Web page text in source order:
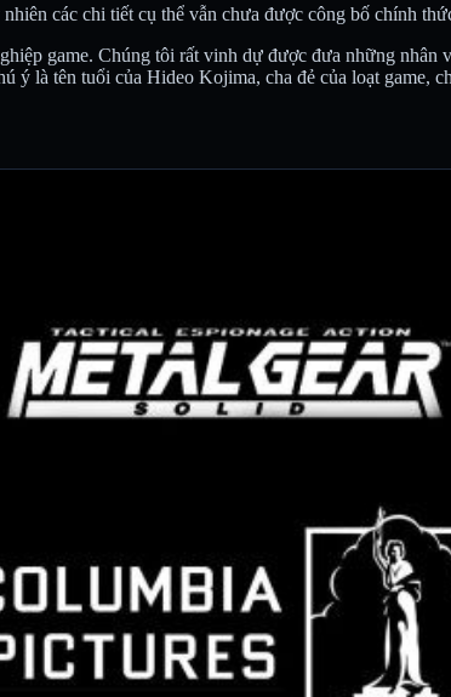
các chi tiết cụ thể vẫn chưa được công bố chính
game. Chúng tôi rất vinh dự được đưa những nhân
ý là tên tuổi của Hideo Kojima, cha đẻ của loạt game,